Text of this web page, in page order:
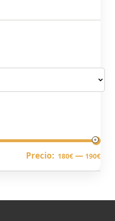
Precio: 180€ — 190€